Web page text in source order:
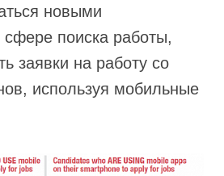
новыми
сфере поиска работы,
заявки на работу со
используя мобильные